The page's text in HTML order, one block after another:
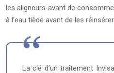
les aligneurs avant de
à l’eau tiède avant de les réinsérer.
La clé d’un traitement